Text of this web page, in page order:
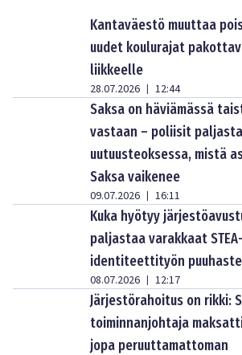
Kantaväestö muuttaa
uudet koulurajat
liikkeelle
28.07.2026 | 12:44
Saksa on häviämässä
vastaan – poliisit
uutuusteoksessa, mistä
Saksa vaikenee
09.07.2026 | 16:11
Kuka hyötyy
paljastaa varakkaat
identiteettityön
08.07.2026 | 12:17
Järjestörahoitus on rikki:
toiminnanjohtaja
jopa peruuttamattoman